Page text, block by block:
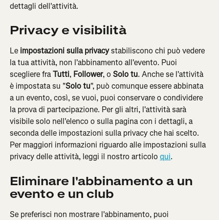
dettagli dell'attività.
Privacy e visibilità
Le impostazioni sulla privacy stabiliscono chi può vedere
la tua attività, non l'abbinamento all'evento. Puoi
scegliere fra Tutti, Follower, o Solo tu. Anche se l'attività
è impostata su "Solo tu", può comunque essere abbinata
a un evento, così, se vuoi, puoi conservare o condividere
la prova di partecipazione. Per gli altri, l'attività sarà
visibile solo nell'elenco o sulla pagina con i dettagli, a
seconda delle impostazioni sulla privacy che hai scelto.
Per maggiori informazioni riguardo alle impostazioni sulla
privacy delle attività, leggi il nostro articolo qui.
Eliminare l'abbinamento a un
evento e un club
Se preferisci non mostrare l'abbinamento, puoi